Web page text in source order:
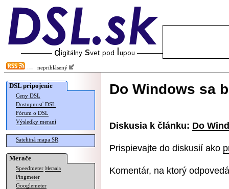
neprihlásený
DSL pripojenie
Ceny DSL
Dostupnosť DSL
Fórum o DSL
Výsledky meraní
Satelitná mapa SR
Merače
Speedmeter Merania
Pingmeter
Googlemeter
Do Windows sa
Diskusia k článku: Do
Prispievajte do diskusií ako
Komentár, na ktorý